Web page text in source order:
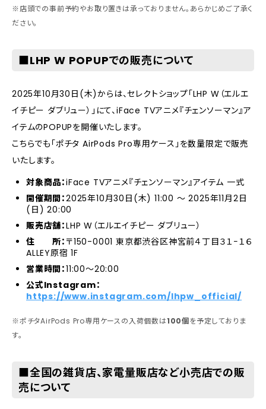
※店頭での事前予約やお取り置きは承っておりません。あらかじめご了承く
ださい。
■LHP W POPUPでの販売について
2025年10月30日(木)からは、セレクトショップ「LHP W（エルエ
イチピー ダブリュー）」にて、iFace TVアニメ『チェンソーマン』ア
イテムのPOPUPを開催いたします。
こちらでも「ポチタ AirPods Pro専用ケース」を数量限定で販売
いたします。
対象商品：iFace TVアニメ『チェンソーマン』アイテム 一式
開催期間：2025年10月30日(木) 11:00 ～ 2025年11月2日
(日) 20:00
販売店舗：LHP W（エルエイチピー ダブリュー）
住 所： 〒150-0001 東京都渋谷区神宮前４丁目３１−１６
ALLEY原宿 1F
営業時間：11:00～20:00
公式Instagram：
https://www.instagram.com/lhpw_official/
※ポチタAirPods Pro専用ケースの入荷個数は100個を予定しておりま
す。
■全国の雑貨店、家電量販店など小売店での販
売について